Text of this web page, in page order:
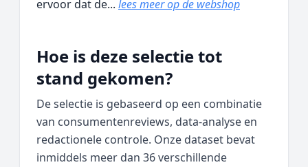
ervoor dat de... lees meer op de webshop
Hoe is deze selectie tot
stand gekomen?
De selectie is gebaseerd op een combinatie
van consumentenreviews, data‑analyse en
redactionele controle. Onze dataset bevat
inmiddels meer dan 36 verschillende